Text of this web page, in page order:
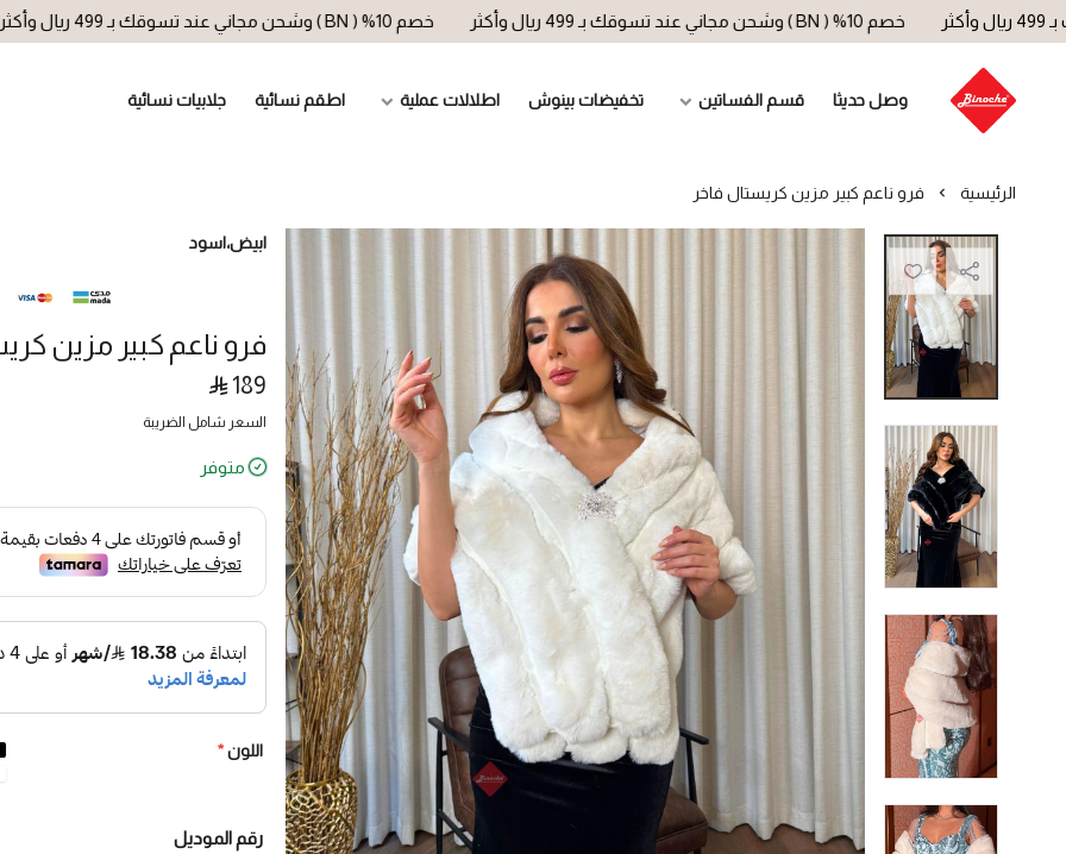
خصم 10% ( BN ) وشحن مجاني عند تسوقك بـ 499 ريال وأكثر خصم 10% ( BN ) وشحن مجاني عند تسوقك بـ 499 ريال وأكثر
وصل حديثا قسم الفساتين تخفيضات بينوش اطلالات عملية اطقم نسائية جلابيات نسائية
الرئيسية فرو ناعم كبير مزين كريستال فاخر
فرو ناعم كبير مزين
ابيض،اسود
189
السعر شامل الضريبة
متوفر
اللون*
رقم الموديل